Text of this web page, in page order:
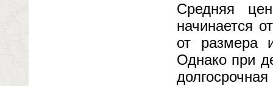
Средняя
начинается
от размера
Однако при